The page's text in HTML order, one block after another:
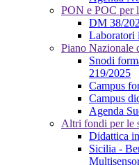
PON e POC per
DM 38/
Laboratori
Piano Nazionale
Snodi
219/2025
Campus
Campus
Agenda
Altri fondi per le
Didattica
Sicilia -